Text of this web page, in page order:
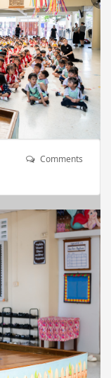
Comments